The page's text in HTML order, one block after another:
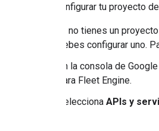
Para configurar tu proyecto
Si no tienes un
debes configurar uno.
En la consola de
para Fleet Engine.
Selecciona APIs y